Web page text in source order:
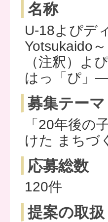
名称
U-18よぴデ
Yotsukaido～
（注釈）よ
はっ「ぴ」
募集テーマ
「20年後の
けた まちづ
応募総数
120件
提案の取扱